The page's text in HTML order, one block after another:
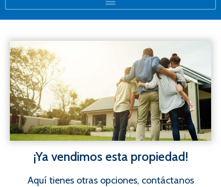
¡Ya vendimos esta propiedad!
Aquí tienes otras opciones, contáctanos